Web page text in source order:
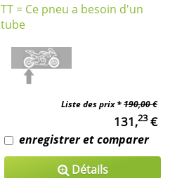
TT = Ce pneu a besoin d'un
tube
Liste des prix *190,00 €
131,23€
enregistrer et comparer
Détails